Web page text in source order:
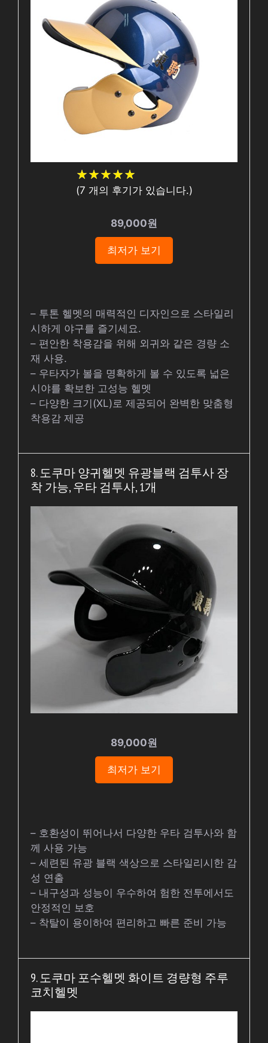
★★★★★
★★★★★
(7 개의 후기가 있습니다.)
89,000원
최저가 보기
– 투톤 헬멧의 매력적인 디자인으로 스타일리
시하게 야구를 즐기세요.
– 편안한 착용감을 위해 외귀와 같은 경량 소
재 사용.
– 우타자가 볼을 명확하게 볼 수 있도록 넓은
시야를 확보한 고성능 헬멧
– 다양한 크기(XL)로 제공되어 완벽한 맞춤형
착용감 제공
8. 도쿠마 양귀헬멧 유광블랙 검투사 장
착 가능, 우타 검투사, 1개
89,000원
최저가 보기
– 호환성이 뛰어나서 다양한 우타 검투사와 함
께 사용 가능
– 세련된 유광 블랙 색상으로 스타일리시한 감
성 연출
– 내구성과 성능이 우수하여 험한 전투에서도
안정적인 보호
– 착탈이 용이하여 편리하고 빠른 준비 가능
9. 도쿠마 포수헬멧 화이트 경량형 주루
코치헬멧